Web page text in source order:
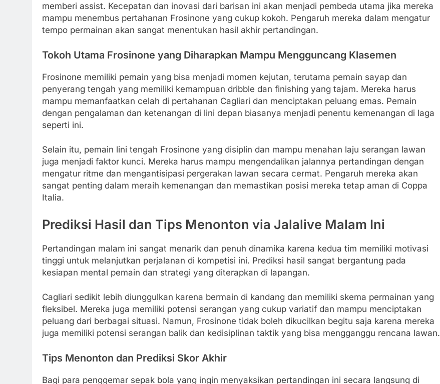
memberi assist. Kecepatan dan inovasi dari barisan ini akan menjadi pembeda utama jika mereka
mampu menembus pertahanan Frosinone yang cukup kokoh. Pengaruh mereka dalam mengatur
tempo permainan akan sangat menentukan hasil akhir pertandingan.
Tokoh Utama Frosinone yang Diharapkan Mampu Mengguncang Klasemen
Frosinone memiliki pemain yang bisa menjadi momen kejutan, terutama pemain sayap dan
penyerang tengah yang memiliki kemampuan dribble dan finishing yang tajam. Mereka harus
mampu memanfaatkan celah di pertahanan Cagliari dan menciptakan peluang emas. Pemain
dengan pengalaman dan ketenangan di lini depan biasanya menjadi penentu kemenangan di laga
seperti ini.
Selain itu, pemain lini tengah Frosinone yang disiplin dan mampu menahan laju serangan lawan
juga menjadi faktor kunci. Mereka harus mampu mengendalikan jalannya pertandingan dengan
mengatur ritme dan mengantisipasi pergerakan lawan secara cermat. Pengaruh mereka akan
sangat penting dalam meraih kemenangan dan memastikan posisi mereka tetap aman di Coppa
Italia.
Prediksi Hasil dan Tips Menonton via Jalalive Malam Ini
Pertandingan malam ini sangat menarik dan penuh dinamika karena kedua tim memiliki motivasi
tinggi untuk melanjutkan perjalanan di kompetisi ini. Prediksi hasil sangat bergantung pada
kesiapan mental pemain dan strategi yang diterapkan di lapangan.
Cagliari sedikit lebih diunggulkan karena bermain di kandang dan memiliki skema permainan yang
fleksibel. Mereka juga memiliki potensi serangan yang cukup variatif dan mampu menciptakan
peluang dari berbagai situasi. Namun, Frosinone tidak boleh dikucilkan begitu saja karena mereka
juga memiliki potensi serangan balik dan kedisiplinan taktik yang bisa mengganggu rencana lawan.
Tips Menonton dan Prediksi Skor Akhir
Bagi para penggemar sepak bola yang ingin menyaksikan pertandingan ini secara langsung di